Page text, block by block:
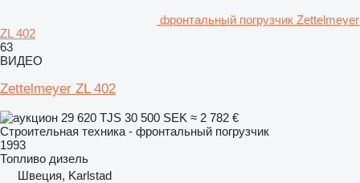
фронтальный погрузчик Zettelmeyer
ZL 402
63
ВИДЕО
Zettelmeyer ZL 402
29 620 TJS 30 500 SEK ≈ 2 782 €
Строительная техника - фронтальный погрузчик
1993
Топливо дизель
Швеция, Karlstad